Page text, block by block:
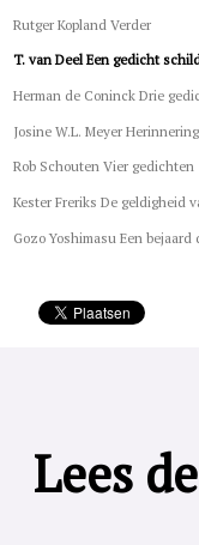
Rutger Kopland Verder
T. van Deel Een gedicht
Herman de Coninck Drie
Josine W.L. Meyer
Rob Schouten Vier gedichten
Kester Freriks De geldigheid
Gozo Yoshimasu Een bejaard
Lees